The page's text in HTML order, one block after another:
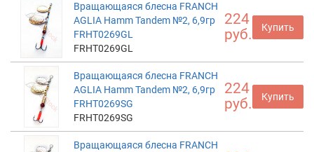
Вращающаяся блесна FRANCH
AGLIA Hamm Tandem №2, 6,9гр
FRHT0269GL
FRHT0269GL
224
руб.
Купить
Вращающаяся блесна FRANCH
AGLIA Hamm Tandem №2, 6,9гр
FRHT0269SG
FRHT0269SG
224
руб.
Купить
Вращающаяся блесна FRANCH